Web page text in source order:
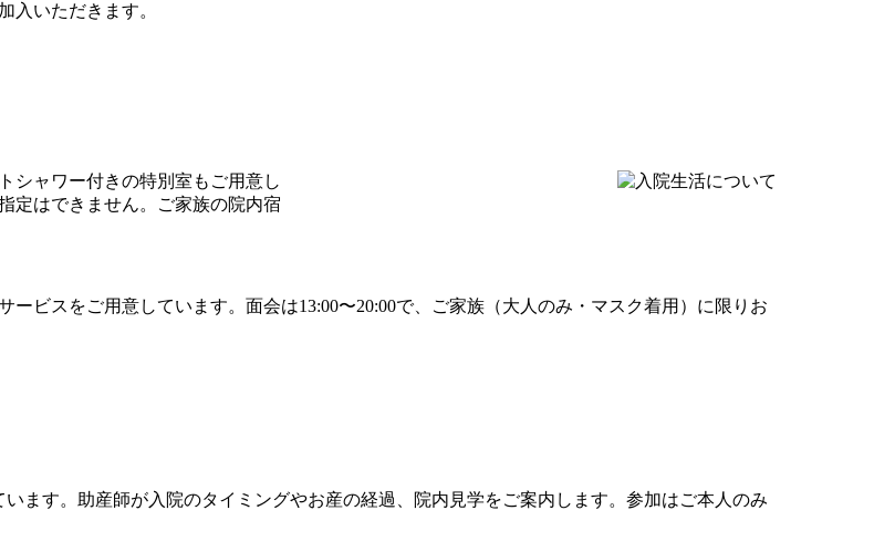
入いただきます。
シャワー付きの特別室もご用意し
定はできません。ご家族の院内宿
ビスをご用意しています。面会は13:00〜20:00で、ご家族（大人のみ・マスク着用）に限りお
ます。助産師が入院のタイミングやお産の経過、院内見学をご案内します。参加はご本人のみ